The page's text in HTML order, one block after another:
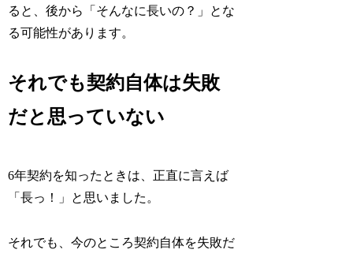
ると、後から「そんなに長いの？」とな
る可能性があります。
それでも契約自体は失敗
だと思っていない
6年契約を知ったときは、正直に言えば
「長っ！」と思いました。
それでも、今のところ契約自体を失敗だ